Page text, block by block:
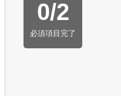
0/2
必須項目完了